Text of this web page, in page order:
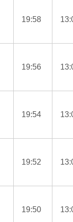
19:58
19:56
19:54
19:52
19:50